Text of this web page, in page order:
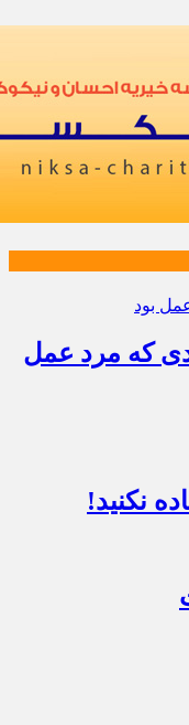
که مرد عمل
نکنید!